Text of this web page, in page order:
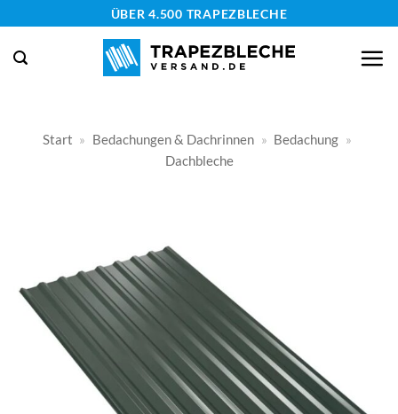
springen
ÜBER 4.500 TRAPEZBLECHE
Start » Bedachungen & Dachrinnen » Bedachung »
Dachbleche